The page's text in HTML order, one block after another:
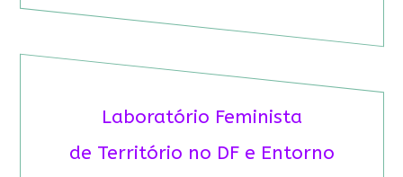
Laboratório Feminista
de Território no DF e Entorno